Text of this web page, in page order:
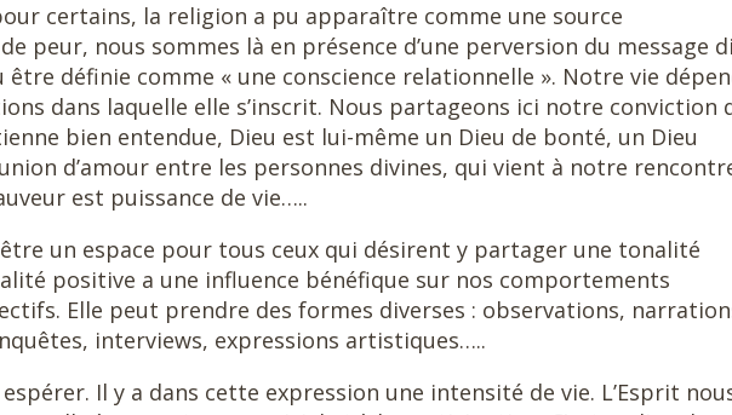
certains, la religion a pu apparaître comme une source
peur, nous sommes là en présence d’une perversion du message
définie comme « une conscience relationnelle ». Notre vie
dans laquelle elle s’inscrit. Nous partageons ici notre conviction
bien entendue, Dieu est lui-même un Dieu de bonté, un Dieu
d’amour entre les personnes divines, qui vient à notre
est puissance de vie…..
un espace pour tous ceux qui désirent y partager une tonalité
positive a une influence bénéfique sur nos comportements
Elle peut prendre des formes diverses : observations,
interviews, expressions artistiques…..
Il y a dans cette expression une intensité de vie. L’Esprit